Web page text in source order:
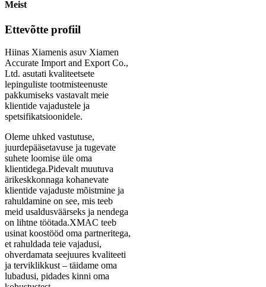
Meist
Ettevõtte profiil
Hiinas Xiamenis asuv Xiamen
Accurate Import and Export Co.,
Ltd. asutati kvaliteetsete
lepinguliste tootmisteenuste
pakkumiseks vastavalt meie
klientide vajadustele ja
spetsifikatsioonidele.
Oleme uhked vastutuse,
juurdepääsetavuse ja tugevate
suhete loomise üle oma
klientidega.Pidevalt muutuva
ärikeskkonnaga kohanevate
klientide vajaduste mõistmine ja
rahuldamine on see, mis teeb
meid usaldusväärseks ja nendega
on lihtne töötada.XMAC teeb
usinat koostööd oma partneritega,
et rahuldada teie vajadusi,
ohverdamata seejuures kvaliteeti
ja terviklikkust – täidame oma
lubadusi, pidades kinni oma